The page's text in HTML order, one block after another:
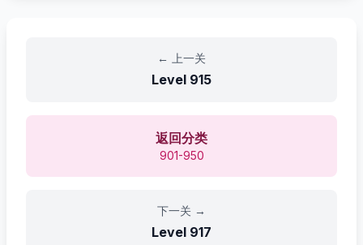
← 上一关
Level 915
返回分类
901-950
下一关 →
Level 917